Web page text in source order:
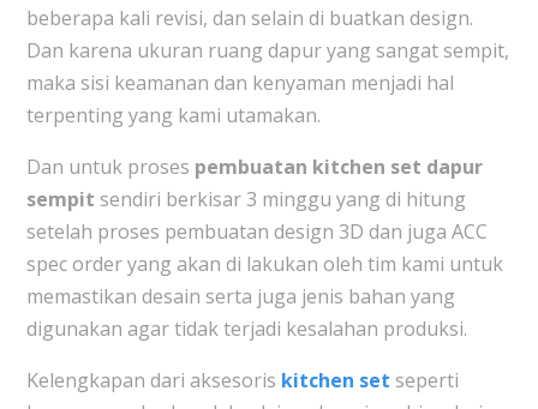
beberapa kali revisi, dan selain di buatkan design.
Dan karena ukuran ruang dapur yang sangat sempit,
maka sisi keamanan dan kenyaman menjadi hal
terpenting yang kami utamakan.
Dan untuk proses pembuatan kitchen set dapur
sempit sendiri berkisar 3 minggu yang di hitung
setelah proses pembuatan design 3D dan juga ACC
spec order yang akan di lakukan oleh tim kami untuk
memastikan desain serta juga jenis bahan yang
digunakan agar tidak terjadi kesalahan produksi.
Kelengkapan dari aksesoris kitchen set seperti